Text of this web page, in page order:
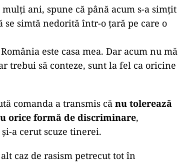
ani, spune că până acum s-a simțit
simtă nedorită într-o țară pe care o
este casa mea. Dar acum nu mă
trebui să conteze, sunt la fel ca oricine
comanda a transmis că nu tolerează
orice formă de discriminare,
a cerut scuze tinerei.
caz de rasism petrecut tot în